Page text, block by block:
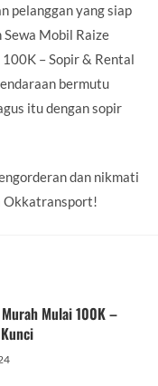
pelanggan yang siap
Sewa Mobil Raize
– Sopir & Rental
bermutu
itu dengan sopir
dan nikmati
Okkatransport!
Mulai 100K –